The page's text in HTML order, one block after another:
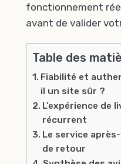
fonctionnement
avant de valider
Table des
Fiabilité et
il un site sûr ?
L’expérience de
récurrent
Le service
de retour